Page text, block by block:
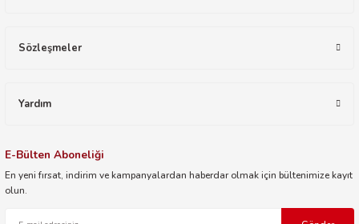
Sözleşmeler
Yardım
E-Bülten Aboneliği
En yeni fırsat, indirim ve kampanyalardan haberdar olmak için bültenimize kayıt
olun.